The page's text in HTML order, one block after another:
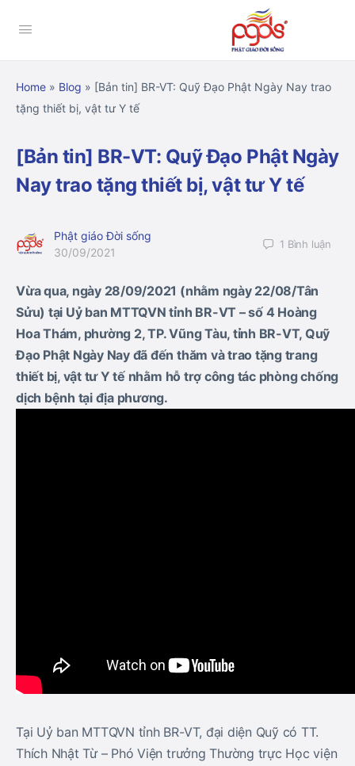
Home » Blog » [Bản tin] BR-VT: Quỹ Đạo Phật Ngày Nay trao
tặng thiết bị, vật tư Y tế
[Bản tin] BR-VT: Quỹ Đạo Phật Ngày
Nay trao tặng thiết bị, vật tư Y tế
Phật giáo Đời sống
30/09/2021
1 Bình luận
Vừa qua, ngày 28/09/2021 (nhằm ngày 22/08/Tân
Sửu) tại Uỷ ban MTTQVN tỉnh BR-VT – số 4 Hoàng
Hoa Thám, phường 2, TP. Vũng Tàu, tỉnh BR-VT, Quỹ
Đạo Phật Ngày Nay đã đến thăm và trao tặng trang
thiết bị, vật tư Y tế nhằm hỗ trợ công tác phòng chống
dịch bệnh tại địa phương.
Tại Uỷ ban MTTQVN tỉnh BR-VT, đại diện Quỹ có TT.
Thích Nhật Từ – Phó Viện trưởng Thường trực Học viện